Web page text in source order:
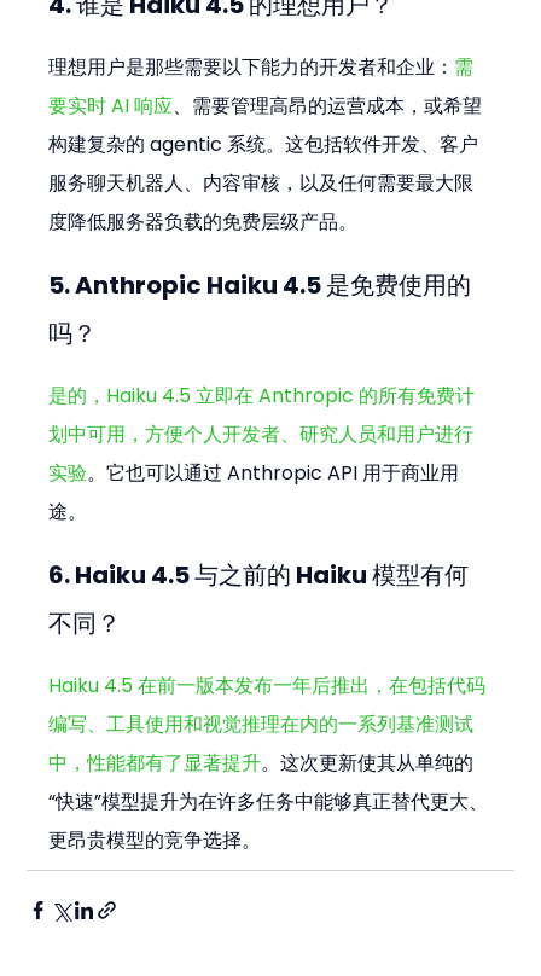
理想用户是那些需要以下能力的开发者和企业： 需
要实时 AI 响应、需要管理高昂的运营成本，或希望
构建复杂的 agentic 系统。这包括软件开发、客户
服务聊天机器人、内容审核，以及任何需要最大限
度降低服务器负载的免费层级产品。
5. Anthropic Haiku 4.5 是免费使用的
吗？
是的，Haiku 4.5 立即在 Anthropic 的所有免费计
划中可用，方便个人开发者、研究人员和用户进行
实验。它也可以通过 Anthropic API 用于商业用
途。
6. Haiku 4.5 与之前的 Haiku 模型有何
不同？
Haiku 4.5 在前一版本发布一年后推出，在包括代码
编写、工具使用和视觉推理在内的一系列基准测试
中，性能都有了显著提升。这次更新使其从单纯的
“快速”模型提升为在许多任务中能够真正替代更大、
更昂贵模型的竞争选择。